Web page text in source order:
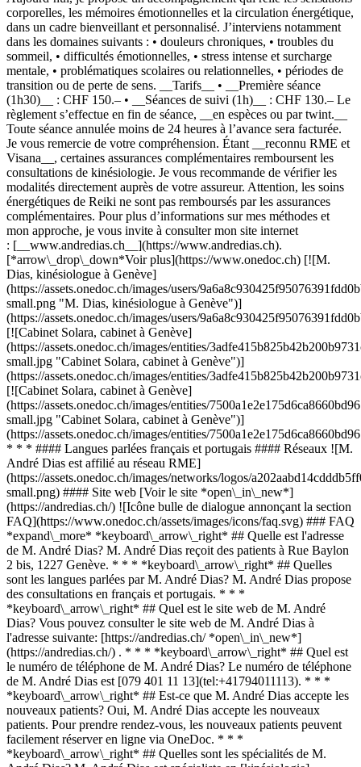
corporelles, les mémoires émotionnelles et la circulation énergétique,
dans un cadre bienveillant et personnalisé. J’interviens notamment
dans les domaines suivants : • douleurs chroniques, • troubles du
sommeil, • difficultés émotionnelles, • stress intense et surcharge
mentale, • problématiques scolaires ou relationnelles, • périodes de
transition ou de perte de sens. __Tarifs__ • __Première séance
(1h30)__ : CHF 150.– • __Séances de suivi (1h)__ : CHF 130.– Le
règlement s’effectue en fin de séance, __en espèces ou par twint.__
Toute séance annulée moins de 24 heures à l’avance sera facturée.
Je vous remercie de votre compréhension. Étant __reconnu RME et
Visana__, certaines assurances complémentaires remboursent les
consultations de kinésiologie. Je vous recommande de vérifier les
modalités directement auprès de votre assureur. Attention, les soins
énergétiques de Reiki ne sont pas remboursés par les assurances
complémentaires. Pour plus d’informations sur mes méthodes et
mon approche, je vous invite à consulter mon site internet
: [__www.andredias.ch__](https://www.andredias.ch).
[*arrow\_drop\_down*Voir plus](https://www.onedoc.ch) [![M.
Dias, kinésiologue à Genève]
(https://assets.onedoc.ch/images/users/
small.png "M. Dias, kinésiologue à Genève")]
(https://assets.onedoc.ch/images/users/
[![Cabinet Solara, cabinet à Genève]
(https://assets.onedoc.ch/images/entities/
small.jpg "Cabinet Solara, cabinet à Genève")]
(https://assets.onedoc.ch/images/entities/
[![Cabinet Solara, cabinet à Genève]
(https://assets.onedoc.ch/images/entities/
small.jpg "Cabinet Solara, cabinet à Genève")]
(https://assets.onedoc.ch/images/entities/
* * * #### Langues parlées français et portugais #### Réseaux ![M.
André Dias est affilié au réseau RME]
(https://assets.onedoc.ch/images/networks/logos/
small.png) #### Site web [Voir le site *open\_in\_new*]
(https://andredias.ch/) ![Icône bulle de dialogue annonçant la section
FAQ](https://www.onedoc.ch/assets/images/icons/faq.svg) ### FAQ
*expand\_more* *keyboard\_arrow\_right* ## Quelle est l'adresse
de M. André Dias? M. André Dias reçoit des patients à Rue Baylon
2 bis, 1227 Genève. * * * *keyboard\_arrow\_right* ## Quelles
sont les langues parlées par M. André Dias? M. André Dias propose
des consultations en français et portugais. * * *
*keyboard\_arrow\_right* ## Quel est le site web de M. André
Dias? Vous pouvez consulter le site web de M. André Dias à
l'adresse suivante: [https://andredias.ch/ *open\_in\_new*]
(https://andredias.ch/) . * * * *keyboard\_arrow\_right* ## Quel est
le numéro de téléphone de M. André Dias? Le numéro de téléphone
de M. André Dias est [079 401 11 13](tel:+41794011113). * * *
*keyboard\_arrow\_right* ## Est-ce que M. André Dias accepte les
nouveaux patients? Oui, M. André Dias accepte les nouveaux
patients. Pour prendre rendez-vous, les nouveaux patients peuvent
facilement réserver en ligne via OneDoc. * * *
*keyboard\_arrow\_right* ## Quelles sont les spécialités de M.